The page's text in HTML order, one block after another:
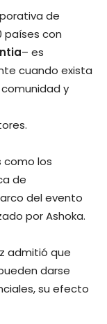
de
países con
– es
cuando exista
y
como los
de
del evento
por Ashoka.
admitió que
darse
su efecto